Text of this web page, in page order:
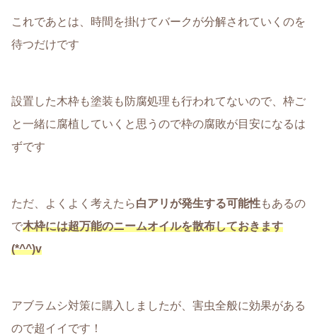
これであとは、時間を掛けてバークが分解されていくのを
待つだけです
設置した木枠も塗装も防腐処理も行われてないので、枠ご
と一緒に腐植していくと思うので枠の腐敗が目安になるは
ずです
ただ、よくよく考えたら白アリが発生する可能性もあるの
で木枠には超万能のニームオイルを散布しておきます
(*^^)v
アブラムシ対策に購入しましたが、害虫全般に効果がある
ので超イイです！